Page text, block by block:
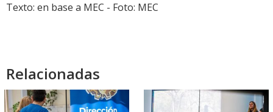
Texto: en base a MEC - Foto: MEC
Relacionadas